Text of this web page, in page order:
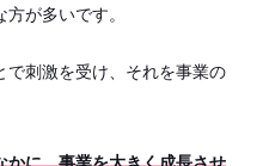
が多いです。
で刺激を受け、それを事業の